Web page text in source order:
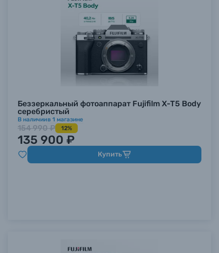
Беззеркальный фотоаппарат Fujifilm X-T5 Body
серебристый
В наличиив 1 магазине
154 990 ₽ 12%
135 900 ₽
Купить